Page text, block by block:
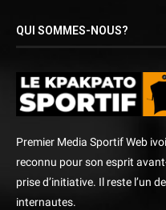
QUI SOMMES-NOUS?
Premier Media Sportif Web
reconnu pour son esprit
prise d’initiative. Il reste l’un
internautes.